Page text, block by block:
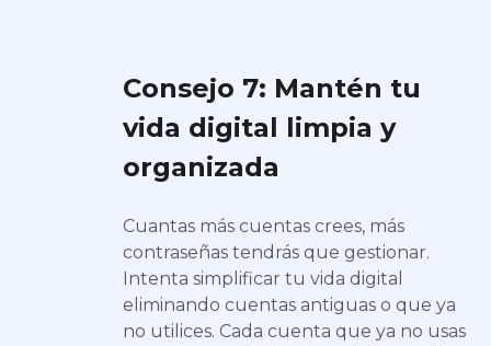
Consejo 7: Mantén tu
vida digital limpia y
organizada
Cuantas más cuentas crees, más
contraseñas tendrás que gestionar.
Intenta simplificar tu vida digital
eliminando cuentas antiguas o que ya
no utilices. Cada cuenta que ya no usas